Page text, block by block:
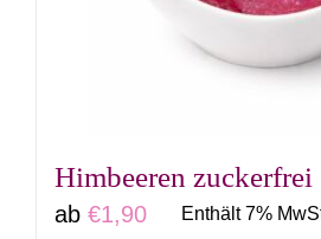
können
auf
werden
Himbeeren zuckerfrei
ab €1,90 Enthält 7%